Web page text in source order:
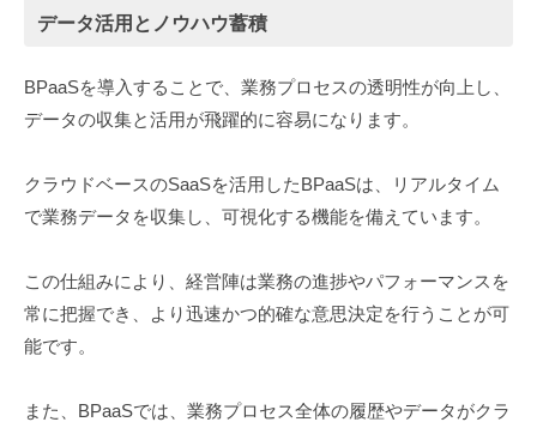
データ活用とノウハウ蓄積
BPaaSを導入することで、業務プロセスの透明性が向上し、
データの収集と活用が飛躍的に容易になります。
クラウドベースのSaaSを活用したBPaaSは、リアルタイム
で業務データを収集し、可視化する機能を備えています。
この仕組みにより、経営陣は業務の進捗やパフォーマンスを
常に把握でき、より迅速かつ的確な意思決定を行うことが可
能です。
また、BPaaSでは、業務プロセス全体の履歴やデータがクラ